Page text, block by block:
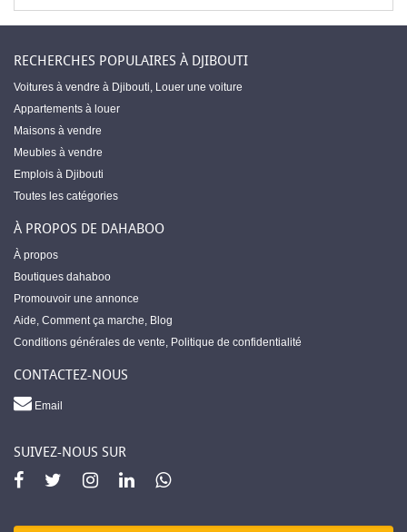
RECHERCHES POPULAIRES À DJIBOUTI
Voitures à vendre à Djibouti, Louer une voiture
Appartements à louer
Maisons à vendre
Meubles à vendre
Emplois à Djibouti
Toutes les catégories
À PROPOS DE DAHABOO
À propos
Boutiques dahaboo
Promouvoir une annonce
Aide, Comment ça marche, Blog
Conditions générales de vente, Politique de confidentialité
CONTACTEZ-NOUS
Email
SUIVEZ-NOUS SUR